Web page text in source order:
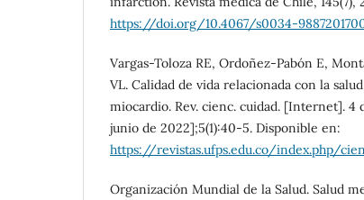
https://doi.org/10.4067/s0034-
Vargas-Toloza RE, Ordoñez-Pabón E,
VL. Calidad de vida relacionada con la
miocardio. Rev. cienc. cuidad. [Internet]. 4
junio de 2022];5(1):40-5. Disponible en:
https://revistas.ufps.edu.co/index.php/
Organización Mundial de la Salud. Salud